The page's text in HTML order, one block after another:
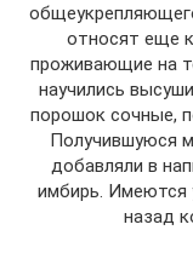
относят еще
проживающие на
научились
порошок сочные,
Получившуюся
добавляли в
имбирь. Имеются
назад